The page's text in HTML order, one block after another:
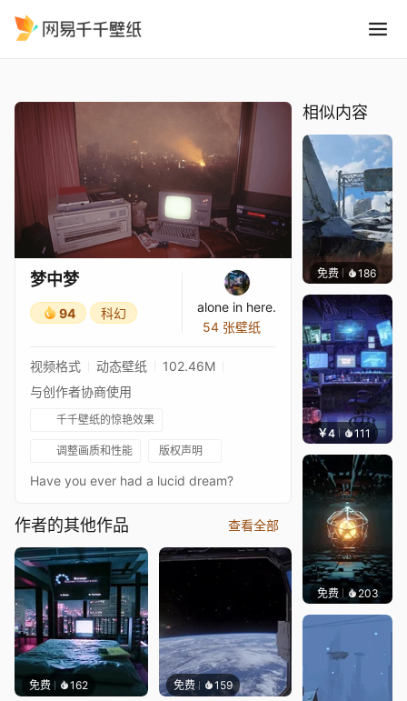
梦中梦
94 科幻
alone in here.
54 张壁纸
视频格式 动态壁纸
102.46M
与创作者协商使用
千千壁纸的惊艳效果
调整画质和性能 版权声明
Have you ever had a lucid dream?
作者的其他作品 查看全部
免费 162 免费 159
相似内容
免费 186
￥4 111 楚梦缘
免费 203Meowl